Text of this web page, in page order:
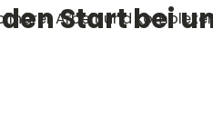
Start bei
Arbeit und